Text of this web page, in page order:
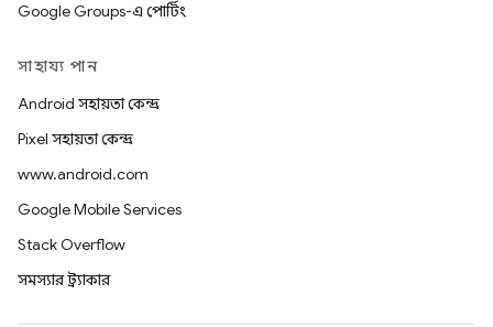
Google Groups-এ পোর্টিং
সাহায্য পান
Android সহায়তা কেন্দ্র
Pixel সহায়তা কেন্দ্র
www.android.com
Google Mobile Services
Stack Overflow
সমস্যার ট্র্যাকার